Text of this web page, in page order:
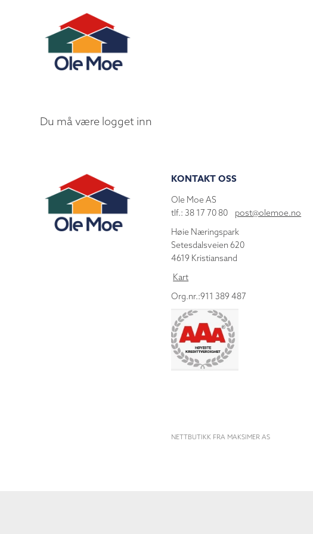
Du må være logget inn
KONTAKT OSS
Ole Moe AS
tlf.: 38 17 70 80 post@olemoe.no
Høie Næringspark
Setesdalsveien 620
4619 Kristiansand
Kart
Org.nr.:911 389 487
NETTBUTIKK FRA MAKSIMER AS